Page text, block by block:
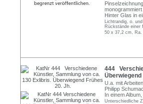
Hinter Glas in
Lichtrandig, o.
Rückstände einer
50 x 37,2 cm,
444
Überwiegend
U.a. mit
Philipp
In einem
Unterschiedliche